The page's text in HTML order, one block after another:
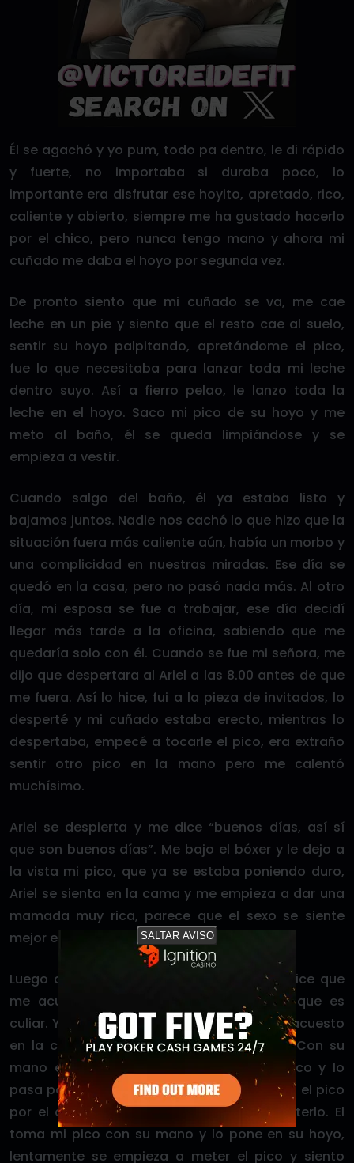
Él se agachó y yo pum, todo pa dentro, le di rápido
y fuerte, no importaba si duraba poco, lo
importante era disfrutar ese hoyito, apretado, rico,
caliente y abierto, siempre me ha gustado hacerlo
por el chico, pero nunca tengo mano y ahora mi
cuñado me daba el hoyo por segunda vez.
De pronto siento que mi cuñado se va, me cae
leche en un pie y siento que el resto cae al suelo,
sentir su hoyo palpitando, apretándome el pico,
fue lo que necesitaba para lanzar toda mi leche
dentro suyo. Así a fierro pelao, le lanzo toda la
leche en el hoyo. Saco mi pico de su hoyo y me
meto al baño, él se queda limpiándose y se
empieza a vestir.
Cuando salgo del baño, él ya estaba listo y
bajamos juntos. Nadie nos cachó lo que hizo que la
situación fuera más caliente aún, había un morbo y
una complicidad en nuestras miradas. Ese día se
quedó en la casa, pero no pasó nada más. Al otro
día, mi esposa se fue a trabajar, ese día decidí
llegar más tarde a la oficina, sabiendo que me
quedaría solo con él. Cuando se fue mi señora, me
dijo que despertara al Ariel a las 8.00 antes de que
me fuera. Así lo hice, fui a la pieza de invitados, lo
desperté y mi cuñado estaba erecto, mientras lo
despertaba, empecé a tocarle el pico, era extraño
sentir otro pico en la mano pero me calentó
muchísimo.
Ariel se despierta y me dice “buenos días, así sí
que son buenos días”. Me bajo el bóxer y le dejo a
la vista mi pico, que ya se estaba poniendo duro,
Ariel se sienta en la cama y me empieza a dar una
mamada muy rica, parece que el sexo se siente
mejor en la mañana.
Luego que me lo tiene bien mojado, me dice que
me acueste con él, que ahora sabré lo que es
culiar. Yo me saco la polera y el bóxer, me acuesto
en la cama y él se sienta encima de mí. Con su
mano empieza a tocar mis bolas y mi pico y lo
pasa por su raja, yo lo punteaba, le pasaba el pico
por el culo y estaba desesperado por meterlo. El
toma mi pico con su mano y lo pone en su hoyo,
lentamente se empieza a meter el pico y siento
SALTAR AVISO